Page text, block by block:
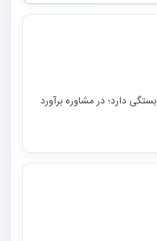
دارد؛ در مشاوره برآورد